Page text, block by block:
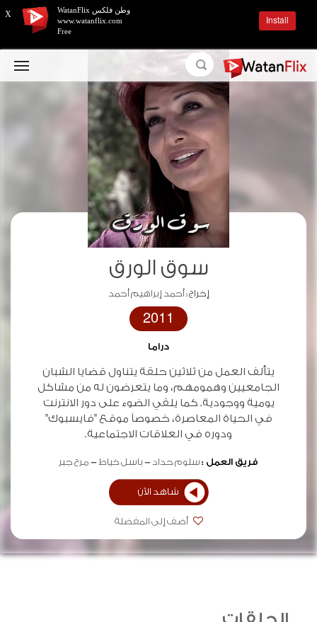
سوق الورق
إخراج :أحمد إبراهيم أحمد
2011
دراما
يتألف العمل من ثلاثين حلقة يتناول قضايا الشبان
الجامعيين وهمومهم، وما يتعرضون له من مشاكل
يومية ووجودية. كما يلقي الضوء على دور الانترنت
في الحياة المعاصرة، خصوصاً موقع "فايسبوك"
ودوره في العلاقات الاجتماعية.
فريق العمل :سلوم حداد باسل خياط مرح جبر
شاهد الآن
أضف إلى المفضلة
X
وطن فلكس WatanFlix
www.watanflix.com
Free
Install